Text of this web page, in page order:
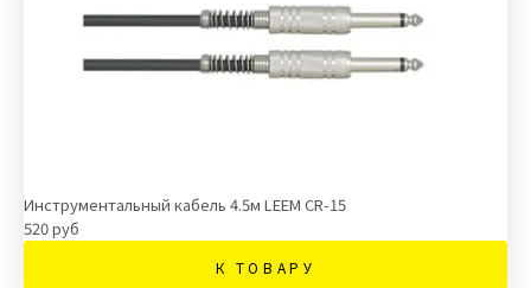
Инструментальный кабель 4.5м LEEM CR-15
520 руб
К ТОВАРУ